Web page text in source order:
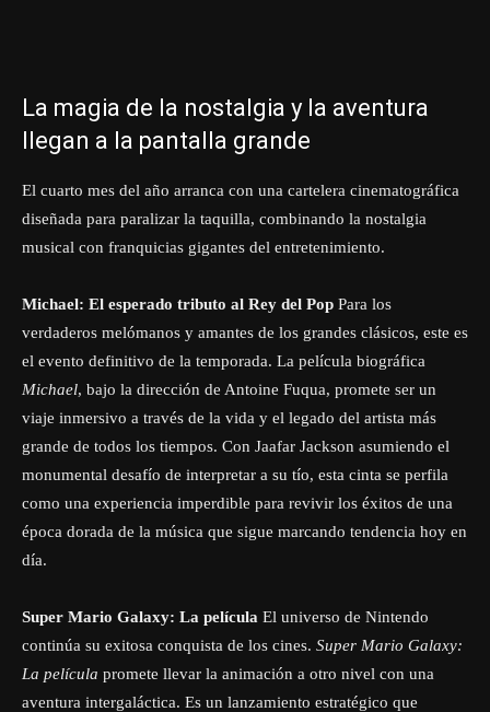
La magia de la nostalgia y la aventura
llegan a la pantalla grande
El cuarto mes del año arranca con una cartelera cinematográfica
diseñada para paralizar la taquilla, combinando la nostalgia
musical con franquicias gigantes del entretenimiento.
Michael: El esperado tributo al Rey del Pop Para los
verdaderos melómanos y amantes de los grandes clásicos, este es
el evento definitivo de la temporada. La película biográfica
Michael, bajo la dirección de Antoine Fuqua, promete ser un
viaje inmersivo a través de la vida y el legado del artista más
grande de todos los tiempos. Con Jaafar Jackson asumiendo el
monumental desafío de interpretar a su tío, esta cinta se perfila
como una experiencia imperdible para revivir los éxitos de una
época dorada de la música que sigue marcando tendencia hoy en
día.
Super Mario Galaxy: La película El universo de Nintendo
continúa su exitosa conquista de los cines. Super Mario Galaxy:
La película promete llevar la animación a otro nivel con una
aventura intergaláctica. Es un lanzamiento estratégico que